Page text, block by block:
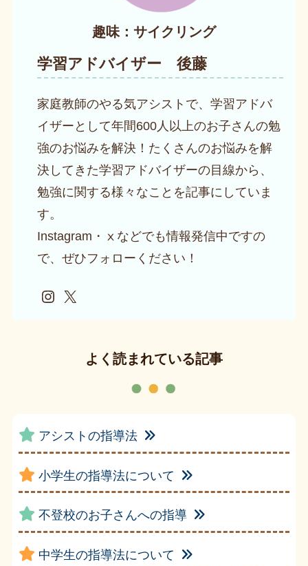
趣味：サイクリング
学習アドバイザー 後藤
家庭教師のやる気アシストで、学習アドバ
イザーとして年間600人以上のお子さんの勉
強のお悩みを解決！たくさんのお悩みを解
決してきた学習アドバイザーの目線から、
勉強に関する様々なことを記事にしていま
す。
Instagram・ⅹなどでも情報発信中ですの
で、ぜひフォローください！
Instagram
X
よく読まれている記事
アシストの指導法
小学生の指導法について
不登校のお子さんへの指導
中学生の指導法について